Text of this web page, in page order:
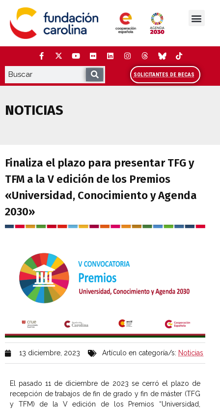
contenido
SOLICITANTES DE BECAS
NOTICIAS
Finaliza el plazo para presentar TFG y
TFM a la V edición de los Premios
«Universidad, Conocimiento y Agenda
2030»
13 diciembre, 2023 Artículo en categoría/s: Noticias
El pasado 11 de diciembre de 2023 se cerró el plazo de
recepción de trabajos de fin de grado y fin de máster (TFG
y TFM) de la V edición de los Premios “Universidad,